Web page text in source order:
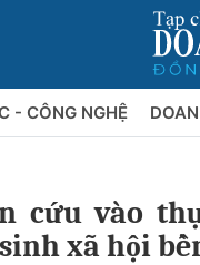
- CÔNG NGHỆ
cứu vào
xã hội